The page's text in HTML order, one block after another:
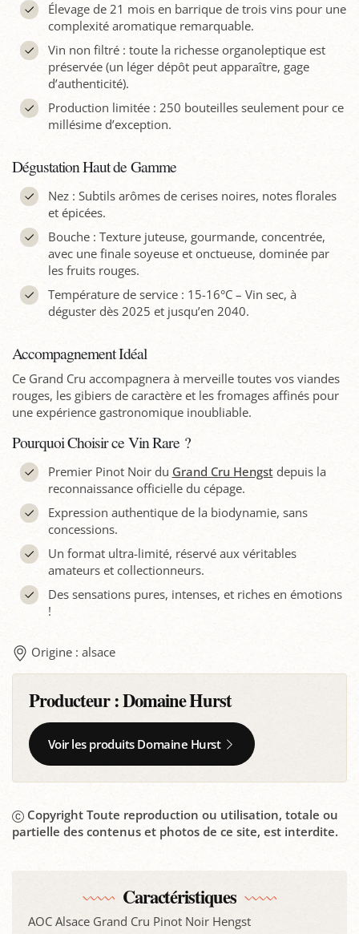
Élevage de 21 mois en barrique de trois vins pour une
complexité aromatique remarquable.
Vin non filtré : toute la richesse organoleptique est
préservée (un léger dépôt peut apparaître, gage
d’authenticité).
Production limitée : 250 bouteilles seulement pour ce
millésime d’exception.
Dégustation Haut de Gamme
Nez : Subtils arômes de cerises noires, notes florales
et épicées.
Bouche : Texture juteuse, gourmande, concentrée,
avec une finale soyeuse et onctueuse, dominée par
les fruits rouges.
Température de service : 15-16°C – Vin sec, à
déguster dès 2025 et jusqu’en 2040.
Accompagnement Idéal
Ce Grand Cru accompagnera à merveille toutes vos viandes
rouges, les gibiers de caractère et les fromages affinés pour
une expérience gastronomique inoubliable.
Pourquoi Choisir ce Vin Rare ?
Premier Pinot Noir du Grand Cru Hengstdepuis la
reconnaissance officielle du cépage.
Expression authentique de la biodynamie, sans
concessions.
Un format ultra-limité, réservé aux véritables
amateurs et collectionneurs.
Des sensations pures, intenses, et riches en émotions
!
Origine : alsace
Producteur :Domaine Hurst
Voir les produits Domaine Hurst
Copyright Toute reproduction ou utilisation, totale ou
partielle des contenus et photos de ce site, est interdite.
Caractéristiques
AOC Alsace Grand Cru Pinot Noir Hengst